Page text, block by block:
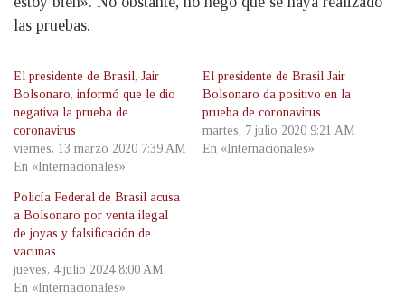
las pruebas.
El presidente de Brasil, Jair
Bolsonaro, informó que le dio
negativa la prueba de
coronavirus
viernes, 13 marzo 2020 7:39 AM
En «Internacionales»
El presidente de Brasil Jair
Bolsonaro da positivo en la
prueba de coronavirus
martes, 7 julio 2020 9:21 AM
En «Internacionales»
Policía Federal de Brasil acusa
a Bolsonaro por venta ilegal
de joyas y falsificación de
vacunas
jueves, 4 julio 2024 8:00 AM
En «Internacionales»